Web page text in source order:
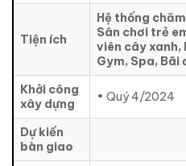
Tiện ích
Hệ thống
Sân chơi trẻ
viên cây xanh,
Gym, Spa, Bãi
Khởi công
xây dựng
• Quý 4/2024
Dự kiến
bàn giao